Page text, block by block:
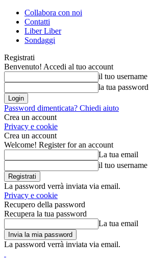
Collabora con noi
Contatti
Liber Liber
Sondaggi
Registrati
Benvenuto! Accedi al tuo account
il tuo username
la tua password
Password dimenticata? Chiedi aiuto
Crea un account
Privacy e cookie
Crea un account
Welcome! Register for an account
La tua email
il tuo username
La password verrà inviata via email.
Privacy e cookie
Recupero della password
Recupera la tua password
La tua email
La password verrà inviata via email.